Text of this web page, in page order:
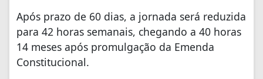
Após prazo de 60 dias, a jornada será reduzida
para 42 horas semanais, chegando a 40 horas
14 meses após promulgação da Emenda
Constitucional.